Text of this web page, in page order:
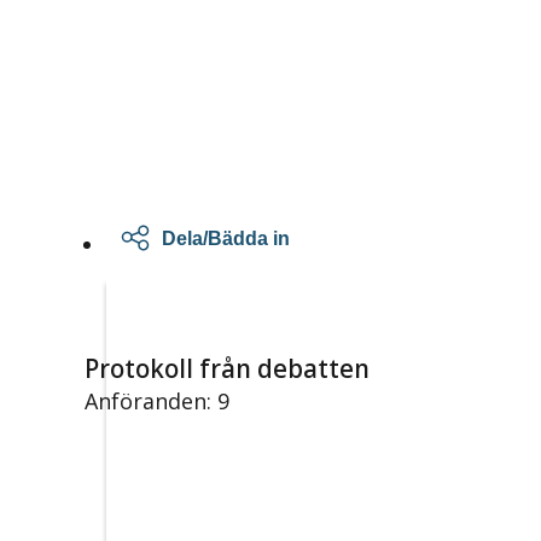
Dela/Bädda in
Protokoll från debatten
Anföranden: 9